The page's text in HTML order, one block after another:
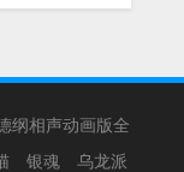
纲相声动画版全
银魂
乌龙派